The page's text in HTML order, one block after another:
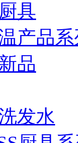
具
产品
品
发水